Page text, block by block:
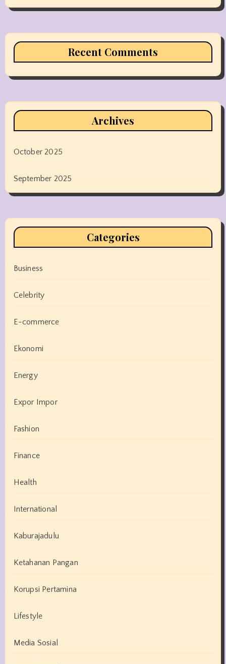
Recent Comments
Archives
October 2025
September 2025
Categories
Business
Celebrity
E-commerce
Ekonomi
Energy
Expor Impor
Fashion
Finance
Health
International
Kaburajadulu
Ketahanan Pangan
Korupsi Pertamina
Lifestyle
Media Sosial